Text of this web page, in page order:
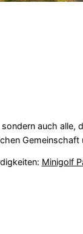
auch alle,
Gemeinschaft
Minigolf